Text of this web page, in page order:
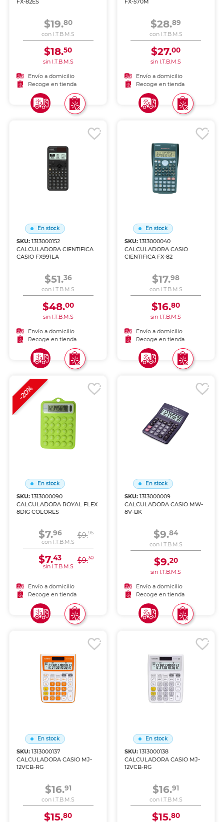
FX-82ES
$19.80
con I.T.B.M.S
$18.50
sin I.T.B.M.S
Envío a domicilio
Recoge en tienda
FX-570M
$28.89
con I.T.B.M.S
$27.00
sin I.T.B.M.S
Envío a domicilio
Recoge en tienda
En stock
SKU:1313000152
CALCULADORA CIENTIFICA
CASIO FX991LA
$51.36
con I.T.B.M.S
$48.00
sin I.T.B.M.S
Envío a domicilio
Recoge en tienda
En stock
SKU: 1313000040
CALCULADORA CASIO
CIENTIFICA FX-82
$17.98
con I.T.B.M.S
$16.80
sin I.T.B.M.S
Envío a domicilio
Recoge en tienda
En stock
SKU:1313000090
CALCULADORA ROYAL FLEX
8DIG COLORES
$7.96 $9.95
con I.T.B.M.S
$7.43 $9.30
sin I.T.B.M.S
Envío a domicilio
Recoge en tienda
-20%
En stock
SKU: 1313000009
CALCULADORA CASIO MW-
8V-BK
$9.84
con I.T.B.M.S
$9.20
sin I.T.B.M.S
Envío a domicilio
Recoge en tienda
En stock
SKU:1313000137
CALCULADORA CASIO MJ-
12VCB-RG
$16.91
con I.T.B.M.S
$15.80
En stock
SKU: 1313000138
CALCULADORA CASIO MJ-
12VCB-RG
$16.91
con I.T.B.M.S
$15.80